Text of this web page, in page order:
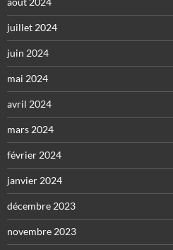
juillet 2024
juin 2024
mai 2024
avril 2024
mars 2024
février 2024
janvier 2024
décembre 2023
novembre 2023